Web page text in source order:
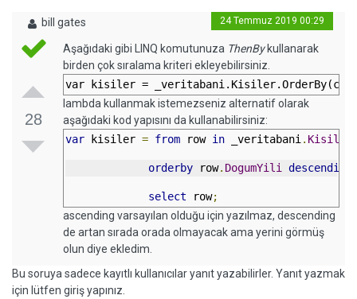
bill gates 24 Temmuz 2019 00:29
28
Aşağıdaki gibi LINQ komutunuza ThenBykullanarak
birden çok sıralama kriteri ekleyebilirsiniz.
var kisiler = _veritabani.Kisiler.OrderBy(c =>
lambda kullanmak istemezseniz alternatif olarak
aşağıdaki kod yapısını da kullanabilirsiniz:
var kisiler = from row in _veritabani . Kisiler
orderby row. DogumYili descending
select row;
ascending varsayılan olduğu için yazılmaz, descending
de artan sırada orada olmayacak ama yerini görmüş
olun diye ekledim.
Bu soruya sadece kayıtlı kullanıcılar yanıt yazabilirler. Yanıt yazmak
için lütfen giriş yapınız.